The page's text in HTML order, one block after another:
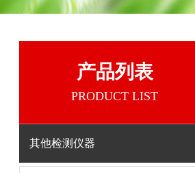
产品列表
PRODUCT LIST
其他检测仪器